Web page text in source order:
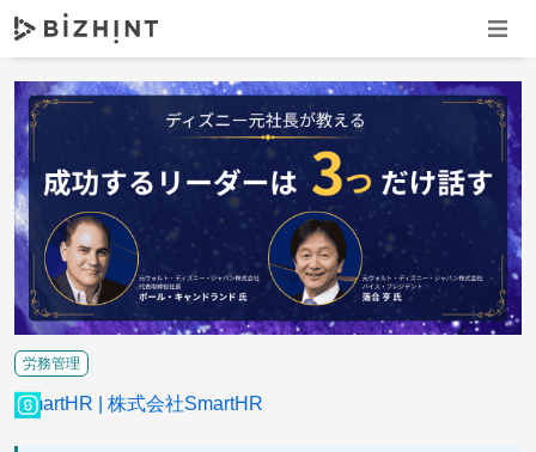
ナビ
労務管理
SmartHR 株式会社SmartHR